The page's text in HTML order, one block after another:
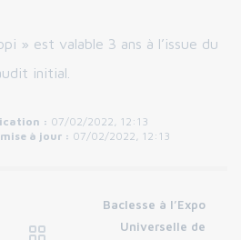
» est valable 3 ans à l’issue du
initial.
: 07/02/2022, 12:13
à jour : 07/02/2022, 12:13
Baclesse à l’Expo
Universelle de